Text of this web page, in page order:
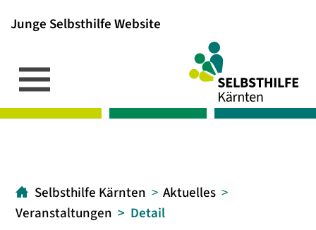
Junge Selbsthilfe Website
[1]
[2]
[3]
Selbsthilfe Kärnten
Aktuelles
Veranstaltungen
Detail